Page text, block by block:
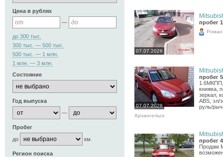
Цена в рублях
—
до 300 тыс.
300 тыс. — 500 тыс.
500 тыс. — 1 млн.
1 млн. — 3 млн.
Состояние
Год выпуска
—
Пробег
до
км.
Регион поиска
07.07.2026
пробег
Роман
07.07.2026
пробег
1.6МКПП,
книжка,
зеркал,
ABS, эл/
руль/
Архангельск
пробег
Продам